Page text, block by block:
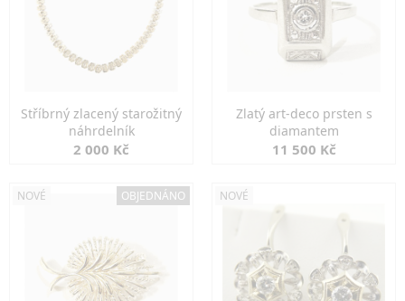
Stříbrný zlacený starožitný
náhrdelník
2 000 Kč
Zlatý art-deco prsten s
diamantem
11 500 Kč
NOVÉ OBJEDNÁNO NOVÉ